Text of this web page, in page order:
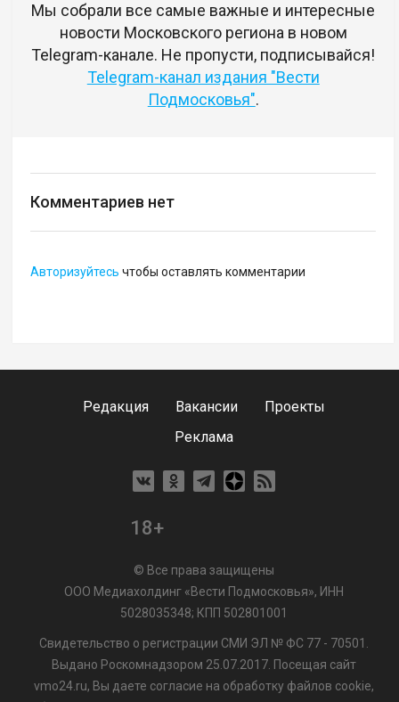
Мы собрали все самые важные и интересные
новости Московского региона в новом
Telegram-канале. Не пропусти, подписывайся!
Telegram-канал издания "Вести
Подмосковья".
Комментариев нет
Авторизуйтесь чтобы оставлять комментарии
Редакция Вакансии
Проекты
Реклама
18+
© Все права защищены
ООО Медиахолдинг «Вести Подмосковья», ИНН
5028035348; КПП 502801001
Свидетельство о регистрации СМИ ЭЛ № ФС 77 - 70501.
Выдано Роскомнадзором 25.07.2017. Посещая сайт
vmo24.ru, Вы даете согласие на обработку файлов cookie,